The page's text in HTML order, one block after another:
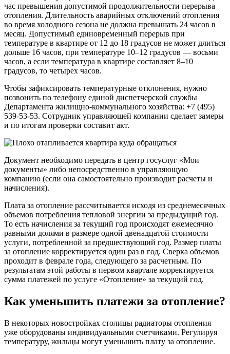
час превышения допустимой продолжительности перерыва
отопления. Длительность аварийных отключений отопления
во время холодного сезона не должна превышать 24 часов в
месяц. Допустимый единовременный перерыв при
температуре в квартире от 12 до 18 градусов не может длиться
дольше 16 часов, при температуре 10–12 градусов — восьми
часов, а если температура в квартире составляет 8–10
градусов, то четырех часов.
Чтобы зафиксировать температурные отклонения, нужно
позвонить по телефону единой диспетчерской службы
Департамента жилищно-коммунального хозяйства: +7 (495)
539-53-53. Сотрудник управляющей компании сделает замеры
и по итогам проверки составит акт.
Документ необходимо передать в центр госуслуг «Мои
документы» либо непосредственно в управляющую
компанию (если она самостоятельно производит расчеты и
начисления).
Плата за отопление рассчитывается исходя из среднемесячных
объемов потребления тепловой энергии за предыдущий год.
То есть начисления за текущий год происходят ежемесячно
равными долями в размере одной двенадцатой стоимости
услуги, потребленной за предшествующий год. Размер платы
за отопление корректируется один раз в год. Сверка объемов
проходит в феврале года, следующего за расчетным. По
результатам этой работы в первом квартале корректируется
сумма платежей по услуге «Отопление» за текущий год.
Как уменьшить платежи за отопление?
В некоторых новостройках столицы радиаторы отопления
уже оборудованы индивидуальными счетчиками. Регулируя
температуру, жильцы могут уменьшить плату за отопление.